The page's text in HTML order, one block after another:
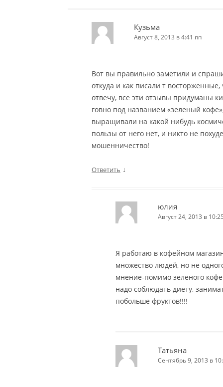
Кузьма
Август 8, 2013 в 4:41 пп
Вот вы правильно заметили и
откуда и как писали т
отвечу, все эти отзывы придуманы
говно под названием «зеленый
выращивали на какой нибудь
пользы от него нет, и никто не
мошенничество!
Ответить ↓
юлия
Август 24, 2013 в
Я работаю в кофейном
множество людей, но не
мнение-помимо зеленого
надо соблюдать диету,
побольше фруктов!!!!
Татьяна
Сентябрь 9, 2013 в